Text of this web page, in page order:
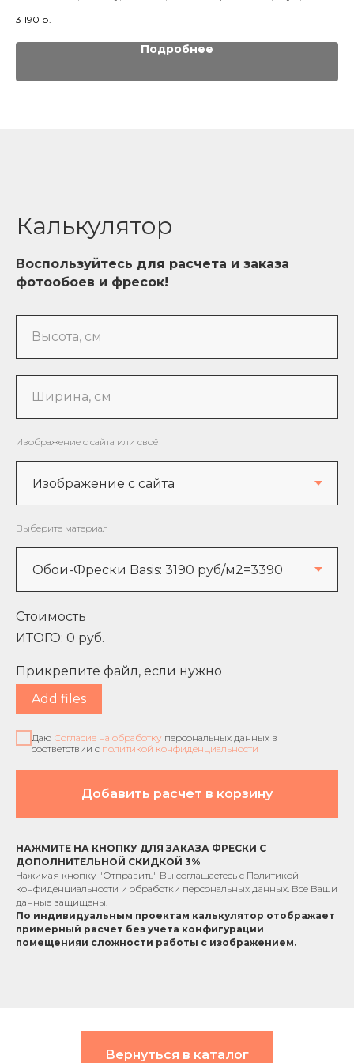
3 190 р.
Подробнее
Калькулятор
Воспользуйтесь для расчета и заказа
фотообоев и фресок!
Высота, см
Ширина, см
Изображение с сайта или своё
Выберите материал
Стоимость
ИТОГО: 0 руб.
Прикрепите файл, если нужно
Add files
Даю Согласие на обработку персональных данных в
соответствии с политикой конфиденциальности
Добавить расчет в корзину
НАЖМИТЕ НА КНОПКУ ДЛЯ ЗАКАЗА ФРЕСКИ С
ДОПОЛНИТЕЛЬНОЙ СКИДКОЙ 3%
Нажимая кнопку "Отправить" Вы соглашаетесь с Политикой
конфиденциальности и обработки персональных данных. Все Ваши
данные защищены.
По индивидуальным проектам калькулятор отображает
примерный расчет без учета конфигурации
помещенияи сложности работы с изображением.
Вернуться в каталог